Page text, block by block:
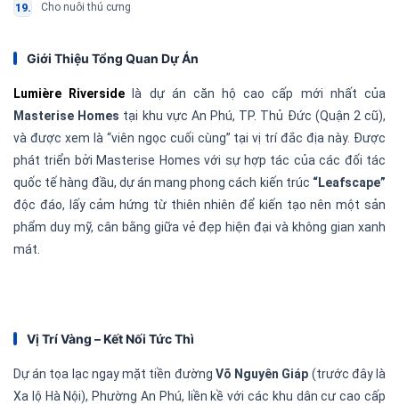
Cho nuôi thú cưng
Giới Thiệu Tổng Quan Dự Án
Lumière Riverside là dự án căn hộ cao cấp mới nhất của
Masterise Homes tại khu vực An Phú, TP. Thủ Đức (Quận 2 cũ),
và được xem là “viên ngọc cuối cùng” tại vị trí đắc địa này. Được
phát triển bởi Masterise Homes với sự hợp tác của các đối tác
quốc tế hàng đầu, dự án mang phong cách kiến trúc “Leafscape”
độc đáo, lấy cảm hứng từ thiên nhiên để kiến tạo nên một sản
phẩm duy mỹ, cân bằng giữa vẻ đẹp hiện đại và không gian xanh
mát.
Vị Trí Vàng – Kết Nối Tức Thì
Dự án tọa lạc ngay mặt tiền đường Võ Nguyên Giáp (trước đây là
Xa lộ Hà Nội), Phường An Phú, liền kề với các khu dân cư cao cấp